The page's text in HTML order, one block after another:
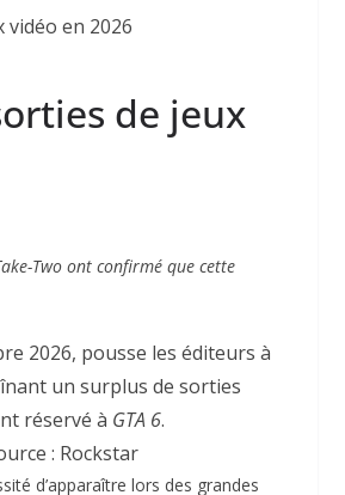
de jeux
Two ont confirmé que cette
2026, pousse les éditeurs à
un surplus de sorties
réservé à GTA 6.
: Rockstar
d’apparaître lors des grandes